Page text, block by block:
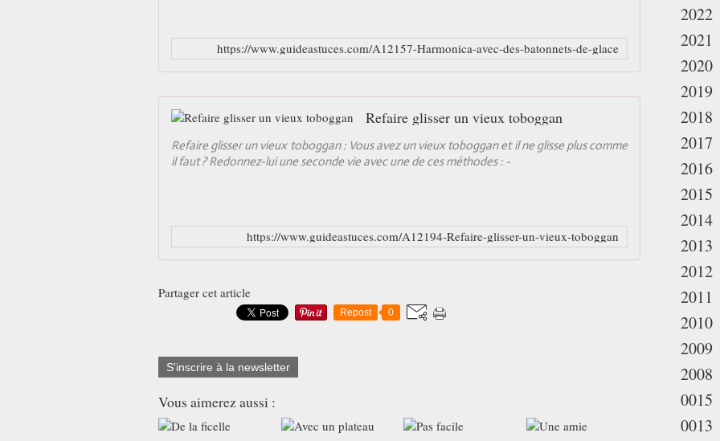
https://www.guideastuces.com/A12157-Harmonica-avec-des-batonnets-de-glace
Refaire glisser un vieux toboggan
Refaire glisser un vieux toboggan : Vous avez un vieux toboggan et il ne glisse plus comme
il faut ? Redonnez-lui une seconde vie avec une de ces méthodes : -
https://www.guideastuces.com/A12194-Refaire-glisser-un-vieux-toboggan
Partager cet article
Repost 0
S'inscrire à la newsletter
Vous aimerez aussi :
2022
2021
2020
2019
2018
2017
2016
2015
2014
2013
2012
2011
2010
2009
2008
0015
0013